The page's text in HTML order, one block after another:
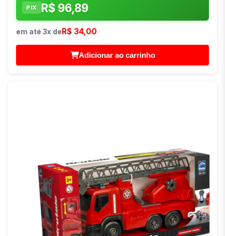
PIX R$ 96,89
em até 3x deR$ 34,00
Adicionar ao carrinho